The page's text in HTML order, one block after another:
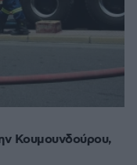
Κουμουνδούρου,